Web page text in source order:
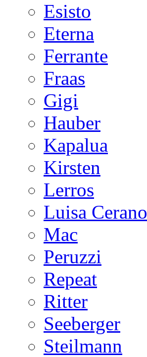
Esisto
Eterna
Ferrante
Fraas
Gigi
Hauber
Kapalua
Kirsten
Lerros
Luisa Cerano
Mac
Peruzzi
Repeat
Ritter
Seeberger
Steilmann